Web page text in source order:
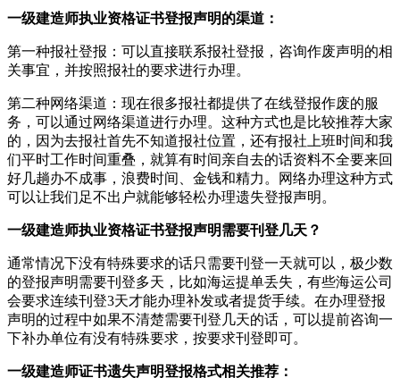
一级建造师执业资格证书登报声明的渠道：
第一种报社登报：可以直接联系报社登报，咨询作废声明的相
关事宜，并按照报社的要求进行办理。
第二种网络渠道：现在很多报社都提供了在线登报作废的服
务，可以通过网络渠道进行办理。这种方式也是比较推荐大家
的，因为去报社首先不知道报社位置，还有报社上班时间和我
们平时工作时间重叠，就算有时间亲自去的话资料不全要来回
好几趟办不成事，浪费时间、金钱和精力。网络办理这种方式
可以让我们足不出户就能够轻松办理遗失登报声明。
一级建造师执业资格证书登报声明需要刊登几天？
通常情况下没有特殊要求的话只需要刊登一天就可以，极少数
的登报声明需要刊登多天，比如海运提单丢失，有些海运公司
会要求连续刊登3天才能办理补发或者提货手续。在办理登报
声明的过程中如果不清楚需要刊登几天的话，可以提前咨询一
下补办单位有没有特殊要求，按要求刊登即可。
一级建造师证书遗失声明登报格式相关推荐：